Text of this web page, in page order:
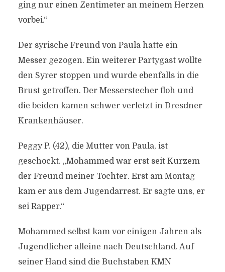
ging nur einen Zentimeter an meinem Herzen
vorbei.“
Der syrische Freund von Paula hatte ein
Messer gezogen. Ein weiterer Partygast wollte
den Syrer stoppen und wurde ebenfalls in die
Brust getroffen. Der Messerstecher floh und
die beiden kamen schwer verletzt in Dresdner
Krankenhäuser.
Peggy P. (42), die Mutter von Paula, ist
geschockt. „Mohammed war erst seit Kurzem
der Freund meiner Tochter. Erst am Montag
kam er aus dem Jugendarrest. Er sagte uns, er
sei Rapper.“
Mohammed selbst kam vor einigen Jahren als
Jugendlicher alleine nach Deutschland. Auf
seiner Hand sind die Buchstaben KMN